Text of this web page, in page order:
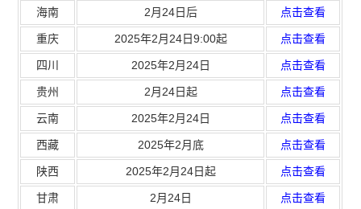
海南 2月24日后 点击查看
重庆 2025年2月24日9:00起 点击查看
四川 2025年2月24日 点击查看
贵州 2月24日起 点击查看
云南 2025年2月24日 点击查看
西藏 2025年2月底 点击查看
陕西 2025年2月24日起 点击查看
甘肃 2月24日 点击查看